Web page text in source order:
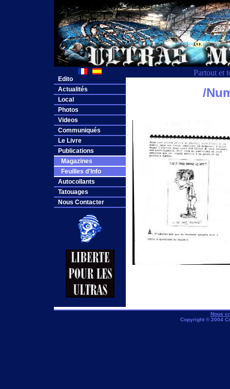
Partout et
Edito
Actualités
Local
Photos
Videos
Communiqués
Le Livre
Publications
Magazines
Feuilles d'Info
Autocollants
Tatouages
Nous Contacter
/
Nous
Copyright © 2004